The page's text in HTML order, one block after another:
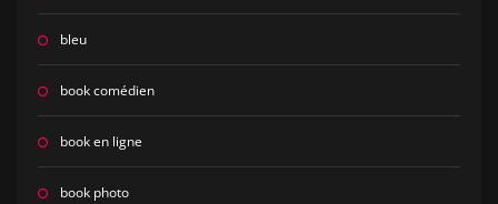
bleu
book comédien
book en ligne
book photo